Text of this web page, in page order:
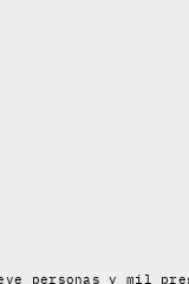
personas y mil